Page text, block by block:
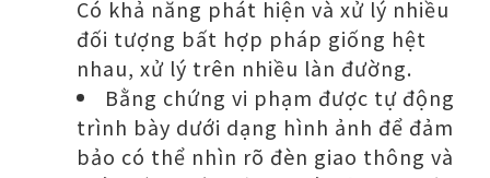
Có khả năng phát hiện và xử lý nhiều
đối tượng bất hợp pháp giống hệt
nhau, xử lý trên nhiều làn đường.
Bằng chứng vi phạm được tự động
trình bày dưới dạng hình ảnh để đảm
bảo có thể nhìn rõ đèn giao thông và